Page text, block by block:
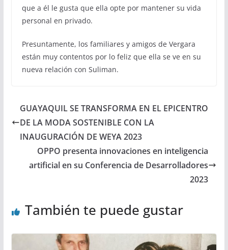
que a él le gusta que ella opte por mantener su vida
personal en privado.
Presuntamente, los familiares y amigos de Vergara
están muy contentos por lo feliz que ella se ve en su
nueva relación con Suliman.
GUAYAQUIL SE TRANSFORMA EN EL EPICENTRO
DE LA MODA SOSTENIBLE CON LA
INAUGURACIÓN DE WEYA 2023
OPPO presenta innovaciones en inteligencia
artificial en su Conferencia de Desarrolladores
2023
También te puede gustar